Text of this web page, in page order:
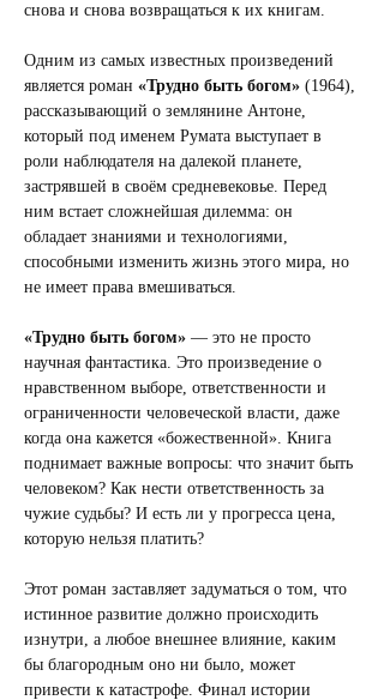
снова и снова возвращаться к их книгам.
Одним из самых известных произведений
является роман «Трудно быть богом» (1964),
рассказывающий о землянине Антоне,
который под именем Румата выступает в
роли наблюдателя на далекой планете,
застрявшей в своём средневековье. Перед
ним встает сложнейшая дилемма: он
обладает знаниями и технологиями,
способными изменить жизнь этого мира, но
не имеет права вмешиваться.
«Трудно быть богом» — это не просто
научная фантастика. Это произведение о
нравственном выборе, ответственности и
ограниченности человеческой власти, даже
когда она кажется «божественной». Книга
поднимает важные вопросы: что значит быть
человеком? Как нести ответственность за
чужие судьбы? И есть ли у прогресса цена,
которую нельзя платить?
Этот роман заставляет задуматься о том, что
истинное развитие должно происходить
изнутри, а любое внешнее влияние, каким
бы благородным оно ни было, может
привести к катастрофе. Финал истории